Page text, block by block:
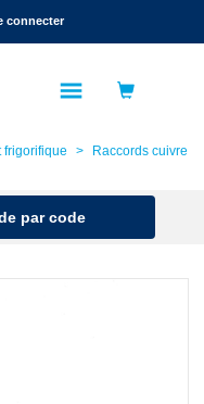
connecter
frigorifique
Raccords cuivre
par code